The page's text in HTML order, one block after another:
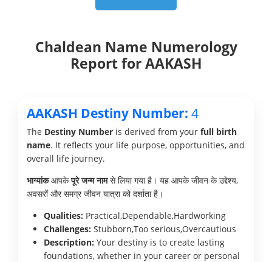
Chaldean Name Numerology
Report for AAKASH
AAKASH Destiny Number: 4
The Destiny Number is derived from your full birth
name. It reflects your life purpose, opportunities, and
overall life journey.
भाग्यांकआपकेपूरे जन्म नामसे लिया गया है। यह आपके जीवन के उद्देश्य,
अवसरों और समग्र जीवन यात्रा को दर्शाता है।
Qualities: Practical,Dependable,Hardworking
Challenges: Stubborn,Too serious,Overcautious
Description: Your destiny is to create lasting
foundations, whether in your career or personal